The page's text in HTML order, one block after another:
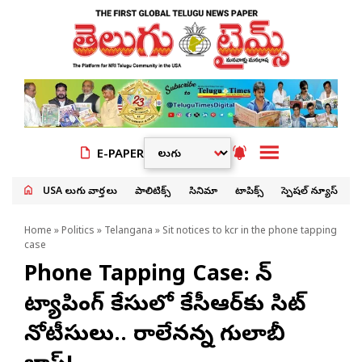
E-PAPER
USA తెలుగు వార్తలు పాలిటిక్స్ సినిమా టాపిక్స్ స్పెషల్ న్యూస్
Home » Politics » Telangana » Sit notices to kcr in the phone tapping
case
Phone Tapping Case: ఫోన్
ట్యాపింగ్ కేసులో కేసీఆర్‌కు సిట్
నోటీసులు.. రాలేనన్న గులాబీ